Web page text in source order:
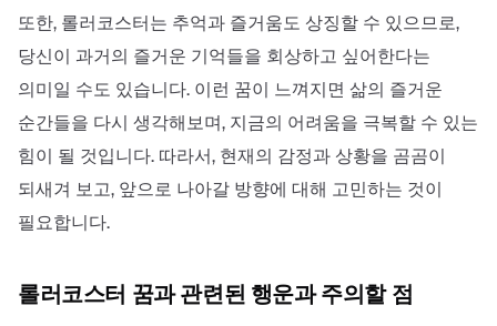
또한, 롤러코스터는 추억과 즐거움도 상징할 수 있으므로,
당신이 과거의 즐거운 기억들을 회상하고 싶어한다는
의미일 수도 있습니다. 이런 꿈이 느껴지면 삶의 즐거운
순간들을 다시 생각해보며, 지금의 어려움을 극복할 수 있는
힘이 될 것입니다. 따라서, 현재의 감정과 상황을 곰곰이
되새겨 보고, 앞으로 나아갈 방향에 대해 고민하는 것이
필요합니다.
롤러코스터 꿈과 관련된 행운과 주의할 점